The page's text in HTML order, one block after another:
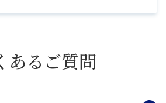
あるご質問